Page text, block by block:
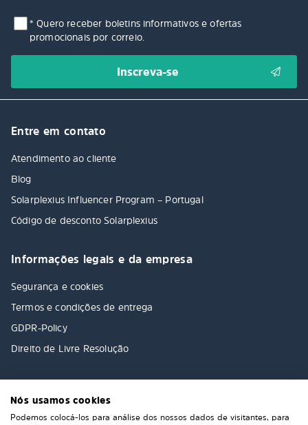
* Quero receber boletins informativos e ofertas
promocionais por correio.
Entre em contato
Atendimento ao cliente
Blog
Solarplexius Influencer Program – Portugal
Código de desconto Solarplexius
Informações legais e da empresa
Segurança e cookies
Termos e condições de entrega
GDPR-Policy
Direito de Livre Resolução
Nós usamos cookies
Podemos colocá-los para análise dos nossos dados de visitantes, para